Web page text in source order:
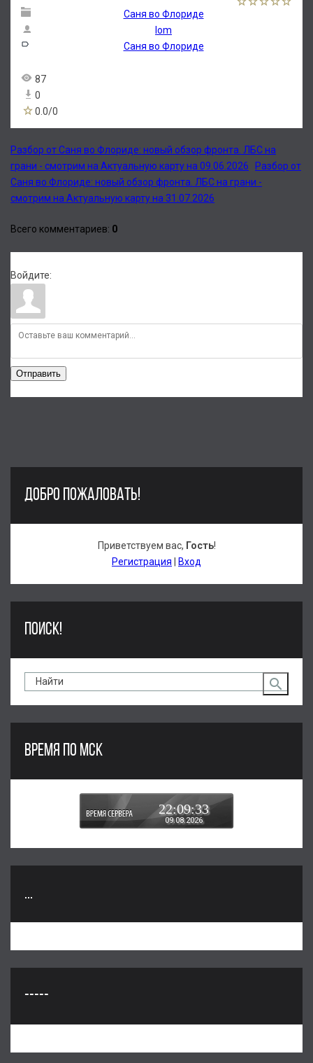
Саня во Флориде
lom
Саня во Флориде
87
0
0.0/0
Разбор от Саня во Флориде: новый обзор фронта. ЛБС на
грани - смотрим на Актуальную карту на 09.06.2026
Разбор от
Саня во Флориде: новый обзор фронта. ЛБС на грани -
смотрим на Актуальную карту на 31.07.2026
Всего комментариев: 0
Войдите:
Отправить
ДОБРО ПОЖАЛОВАТЬ!
Приветствуем вас, Гость!
Регистрация
Вход
ПОИСК!
ВРЕМЯ ПО МСК
22:09:34
09.08.2026
...
-----